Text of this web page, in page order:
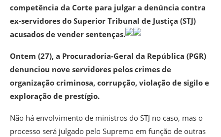
competência da Corte para julgar a denúncia contra
ex-servidores do Superior Tribunal de Justiça (STJ)
acusados de vender sentenças.
Ontem (27), a Procuradoria-Geral da República (PGR)
denunciou nove servidores pelos crimes de
organização criminosa, corrupção, violação de sigilo e
exploração de prestígio.
Não há envolvimento de ministros do STJ no caso, mas o
processo será julgado pelo Supremo em função de outras